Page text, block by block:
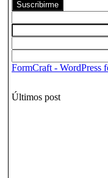
Suscribirme
FormCraft - WordPress
Últimos post